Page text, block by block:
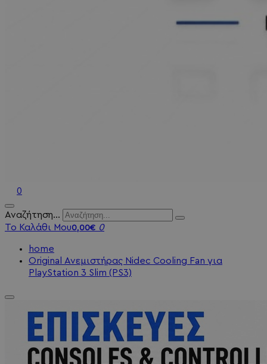
0
Αναζήτηση...
Το Καλάθι Μου0,00€ 0
home
Original Ανεμιστήρας Nidec Cooling Fan για
PlayStation 3 Slim (PS3)